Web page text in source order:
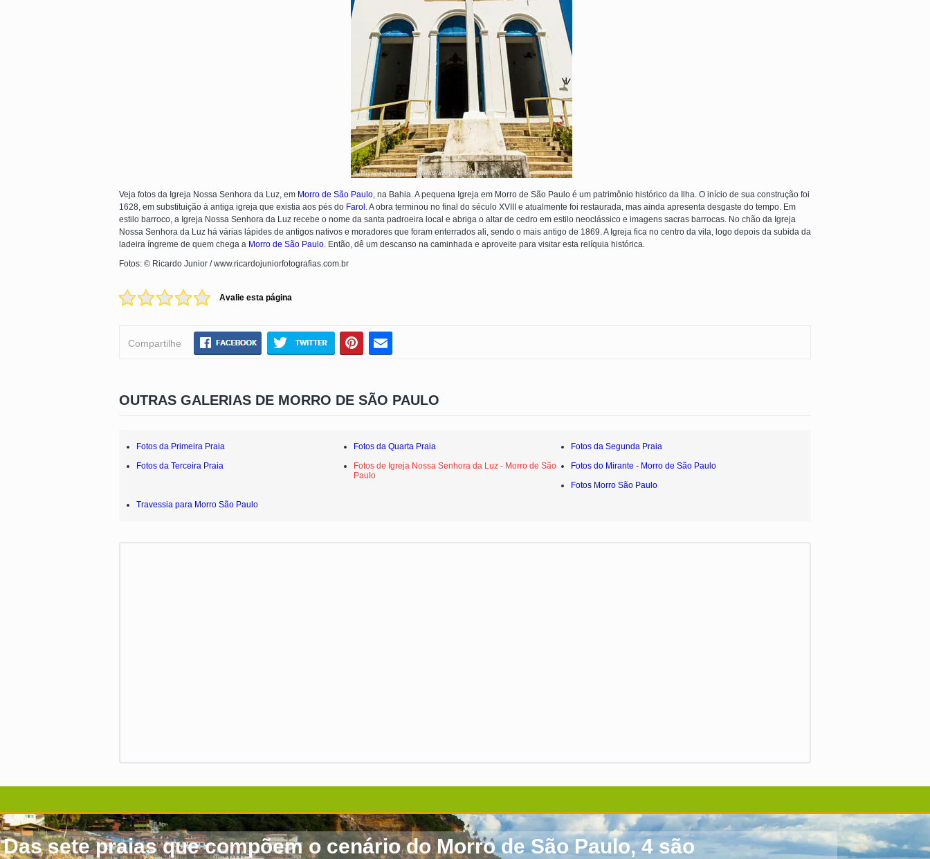
Veja fotos da Igreja Nossa Senhora da Luz, em Morro de São Paulo, na Bahia. A pequena Igreja em Morro de São Paulo é um patrimônio histórico da Ilha. O início de sua construção foi
1628, em substituição à antiga igreja que existia aos pés do Farol . A obra terminou no final do século XVIII e atualmente foi restaurada, mas ainda apresenta desgaste do tempo. Em
estilo barroco, a Igreja Nossa Senhora da Luz recebe o nome da santa padroeira local e abriga o altar de cedro em estilo neoclássico e imagens sacras barrocas. No chão da Igreja
Nossa Senhora da Luz há várias lápides de antigos nativos e moradores que foram enterrados ali, sendo o mais antigo de 1869. A Igreja fica no centro da vila, logo depois da subida da
ladeira íngreme de quem chega a Morro de São Paulo. Então, dê um descanso na caminhada e aproveite para visitar esta relíquia histórica.
Fotos: © Ricardo Junior / www.ricardojuniorfotografias.com.br
Avalie esta página
Compartilhe
OUTRAS GALERIAS DE MORRO DE SÃO PAULO
Fotos da Primeira Praia Fotos da Quarta Praia
Fotos da Segunda Praia
Fotos da Terceira Praia
Fotos de Igreja Nossa Senhora da Luz - Morro de São
Paulo
Fotos do Mirante - Morro de São Paulo
Fotos Morro São Paulo
Travessia para Morro São Paulo
Das sete praias que compõem o cenário do Morro de São Paulo, 4 são